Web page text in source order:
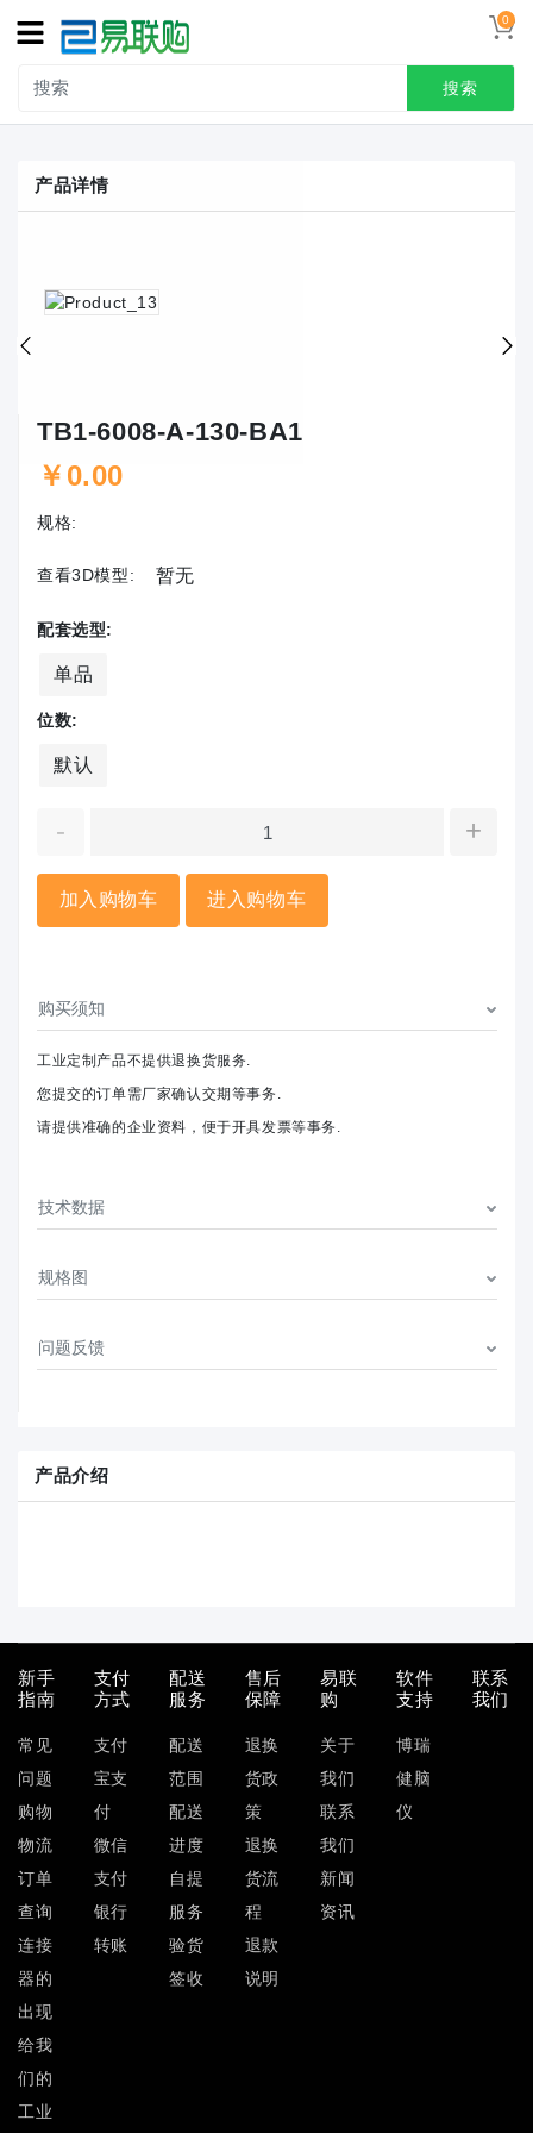
0
搜索
产品详情
TB1-6008-A-130-BA1
￥0.00
规格:
查看3D模型: 暂无
配套选型:
单品
位数:
默认
- +
加入购物车 进入购物车
购买须知
工业定制产品不提供退换货服务.
您提交的订单需厂家确认交期等事务.
请提供准确的企业资料，便于开具发票等事务.
技术数据
规格图
问题反馈
产品介绍
新手
指南
常见
问题
购物
物流
订单
查询
连接
器的
出现
给我
们的
工业
支付
方式
支付
宝支
付
微信
支付
银行
转账
配送
服务
配送
范围
配送
进度
自提
服务
验货
签收
售后
保障
退换
货政
策
退换
货流
程
退款
说明
易联
购
关于
我们
联系
我们
新闻
资讯
软件
支持
博瑞
健脑
仪
联系
我们